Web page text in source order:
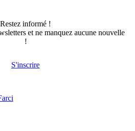
Restez informé !
et ne manquez aucune nouvelle
!
S'inscrire